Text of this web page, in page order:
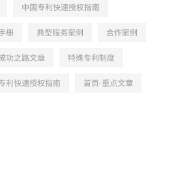
中国专利快速授权指南
册 典型服务案例 合作案例
功之路文章 特殊专利制度
利快速授权指南 首页-重点文章